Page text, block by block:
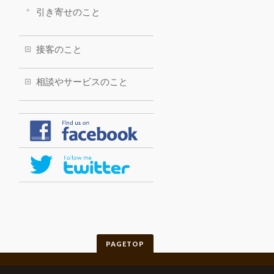
引き寄せのこと
接客のこと
相談やサービスのこと
PAGETOP